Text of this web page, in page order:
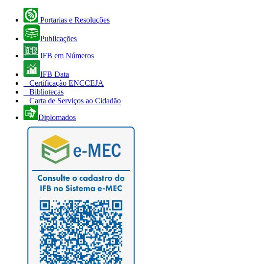
Portarias e Resoluções
Publicações
IFB em Números
IFB Data
Certificação ENCCEJA
Bibliotecas
Carta de Serviços ao Cidadão
Diplomados